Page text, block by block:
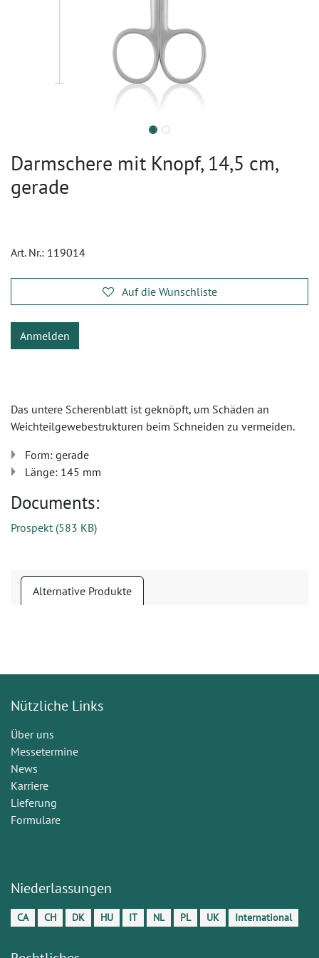
Darmschere mit Knopf, 14,5 cm,
gerade
Art. Nr.: 119014
Auf die Wunschliste
Anmelden
Das untere Scherenblatt ist geknöpft, um Schäden an
Weichteilgewebestrukturen beim Schneiden zu vermeiden.
Form: gerade
Länge: 145 mm
Documents:
Prospekt(583 KB)
Alternative Produkte
Nützliche Links
Über uns
Messetermine
News
Karriere
Lieferung
Formulare
Niederlassungen
CA CH DK HU IT NL PL UK International